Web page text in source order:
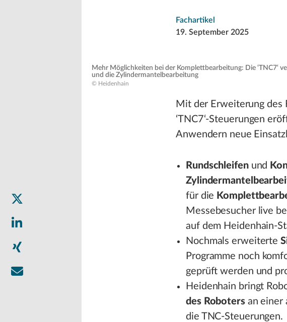
Fachartikel
19. September 2025
Mehr Möglichkeiten bei der Komplettbearbeitung: Die ‘TNC7‘
und die Zylindermantelbearbeitung
© Heidenhain
Mit der Erweiterung des
‘TNC7‘-Steuerungen
Anwendern neue
Rundschleifenund
für die
Messebesucher live
auf dem Heidenhain-
Nochmals erweiterte
Programme noch
geprüft werden und
Heidenhain bringt
des Robotersan einer
die TNC-Steuerungen.